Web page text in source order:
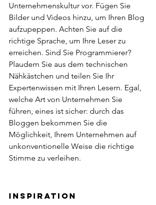
Unternehmenskultur vor. Fügen Sie
Bilder und Videos hinzu, um Ihren Blog
aufzupeppen. Achten Sie auf die
richtige Sprache, um Ihre Leser zu
erreichen. Sind Sie Programmierer?
Plaudern Sie aus dem technischen
Nähkästchen und teilen Sie Ihr
Expertenwissen mit Ihren Lesern. Egal,
welche Art von Unternehmen Sie
führen, eines ist sicher: durch das
Bloggen bekommen Sie die
Möglichkeit, Ihrem Unternehmen auf
unkonventionelle Weise die richtige
Stimme zu verleihen.
Inspiration